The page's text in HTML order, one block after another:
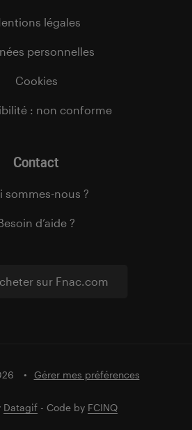
sur Fnac.com
légales
personnelles
Cookies
: non conforme
Contact
sommes-nous ?
d’aide ?
Gérer mes préférences
Datagif - Code by FCINQ